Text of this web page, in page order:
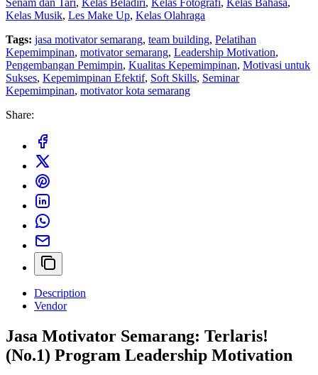
Senam dan Tari, Kelas Beladiri, Kelas Fotografi, Kelas Bahasa,
Kelas Musik, Les Make Up, Kelas Olahraga
Tags: jasa motivator semarang, team building, Pelatihan
Kepemimpinan, motivator semarang, Leadership Motivation,
Pengembangan Pemimpin, Kualitas Kepemimpinan, Motivasi untuk
Sukses, Kepemimpinan Efektif, Soft Skills, Seminar
Kepemimpinan, motivator kota semarang
Share:
Description
Vendor
Jasa Motivator Semarang: Terlaris!
(No.1) Program Leadership Motivation